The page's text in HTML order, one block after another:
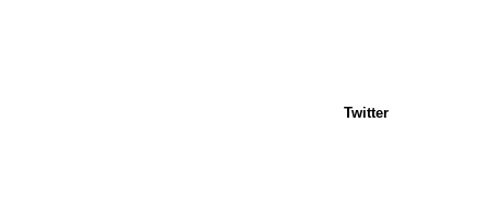
Twitter